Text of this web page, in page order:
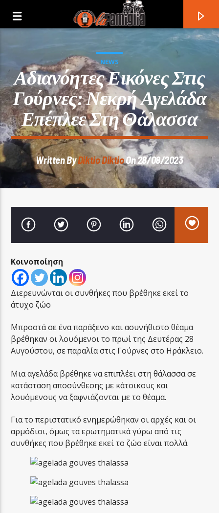
Current Track
LA FAMIGLIA RADIO
LA FAMIGLIA ΝΗΣΙΩΤΙΚΑ
NEWS
Αδιανόητες Εικόνες Στις
Γούρνες: Νεκρή Αγελάδα
Επέπλεε Στη Θάλασσα
Written ByDiktio DiktioOn 28/08/2023
Κοινοποίηση
Διερευνώνται οι συνθήκες που βρέθηκε εκεί το
άτυχο ζώο
Μπροστά σε ένα παράξενο και ασυνήθιστο θέαμα
βρέθηκαν οι λουόμενοι το πρωί της Δευτέρας 28
Αυγούστου, σε παραλία στις Γούρνες στο Ηράκλειο.
Μια αγελάδα βρέθηκε να επιπλέει στη θάλασσα σε
κατάσταση αποσύνθεσης με κάτοικους και
λουόμενους να ξαφνιάζονται με το θέαμα.
Για το περιστατικό ενημερώθηκαν οι αρχές και οι
αρμόδιοι, όμως τα ερωτηματικά γύρω από τις
συνθήκες που βρέθηκε εκεί το ζώο είναι πολλά.